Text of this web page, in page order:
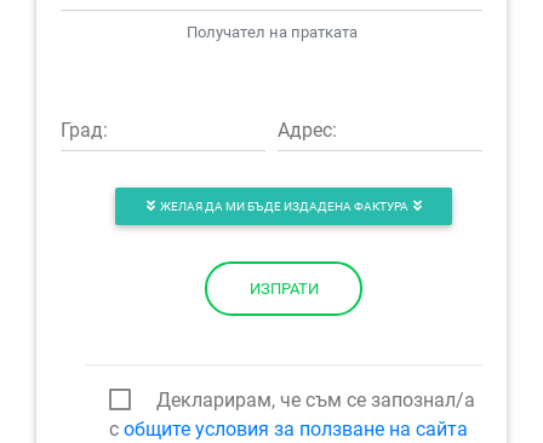
Получател на пратката
Град: Адрес:
ЖЕЛАЯ ДА МИ БЪДЕ ИЗДАДЕНА ФАКТУРА
ИЗПРАТИ
Декларирам, че съм се запознал/а
с общите условия за ползване на сайта